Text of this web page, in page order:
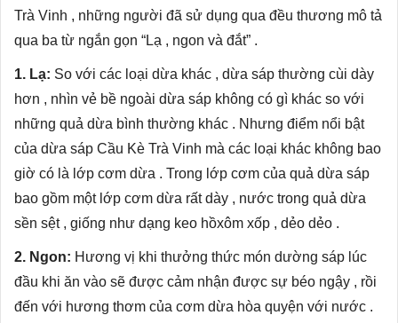
Trà Vinh , những người đã sử dụng qua đều thương mô tả
qua ba từ ngắn gọn “Lạ , ngon và đắt” .
1. Lạ: So với các loại dừa khác , dừa sáp thường cùi dày
hơn , nhìn vẻ bề ngoài dừa sáp không có gì khác so với
những quả dừa bình thường khác . Nhưng điểm nổi bật
của dừa sáp Cầu Kè Trà Vinh mà các loại khác không bao
giờ có là lớp cơm dừa . Trong lớp cơm của quả dừa sáp
bao gồm một lớp cơm dừa rất dày , nước trong quả dừa
sền sệt , giống như dạng keo hồxôm xốp , dẻo dẻo .
2. Ngon: Hương vị khi thưởng thức món dường sáp lúc
đầu khi ăn vào sẽ được cảm nhận được sự béo ngậy , rồi
đến với hương thơm của cơm dừa hòa quyện với nước .